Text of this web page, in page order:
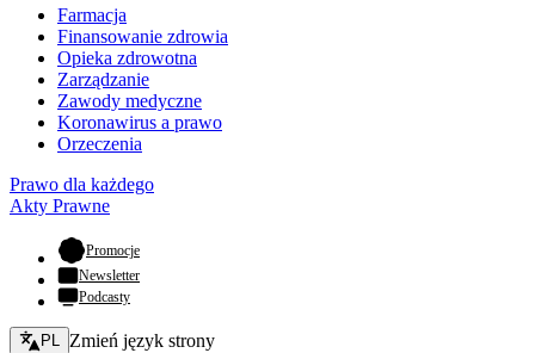
Farmacja
Finansowanie zdrowia
Opieka zdrowotna
Zarządzanie
Zawody medyczne
Koronawirus a prawo
Orzeczenia
Prawo dla każdego
Akty Prawne
Promocje- otwiera się w nowej karcie
Newsletter
Podcasty
Zmień język - bieżący:
PL Zmień język strony